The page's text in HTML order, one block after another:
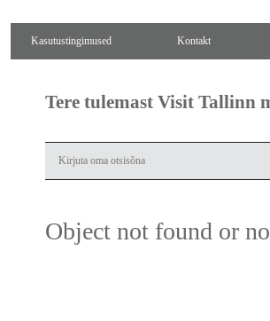
Kasutustingimused Kontakt
Tere tulemast Visit Tallinn
Object not found or